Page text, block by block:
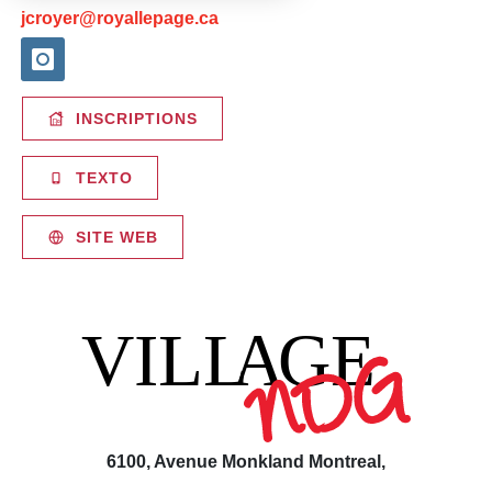
jcroyer@royallepage.ca
INSCRIPTIONS
TEXTO
SITE WEB
6100, Avenue Monkland Montreal,